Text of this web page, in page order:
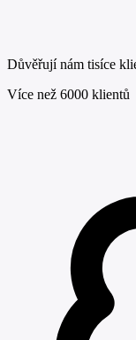
Důvěřují nám tisíce
Více než 6000 klientů